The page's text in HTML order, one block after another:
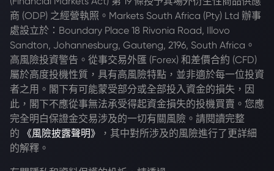
商 (ODP) 之經營執照。Markets South Africa (Pty) Ltd 辦事
處設立於：Boundary Place 18 Rivonia Road, Illovo
Sandton, Johannesburg, Gauteng, 2196, South Africa。
高風險投資警告。從事交易外匯 (Forex) 和差價合約 (CFD)
屬於高度投機性質，具有高風險特點，並非適於每一位投資
者之用。閣下有可能蒙受部分或全部投入資金的損失，因
此，閣下不應從事無法承受得起資金損失的投機買賣。您應
完全明白保證金交易涉及的一切有關風險。請閱讀完整
的
《風險披露聲明》
，其中對所涉及的風險進行了更詳細
的解釋。